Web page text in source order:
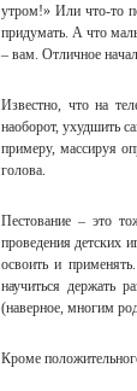
утром!» Или что-то
придумать. А что
– вам. Отличное
Известно, что на
наоборот, ухудшить
примеру, массируя
голова.
Пестование – это
проведения детских
освоить и
научиться держать
(наверное, многим
Кроме